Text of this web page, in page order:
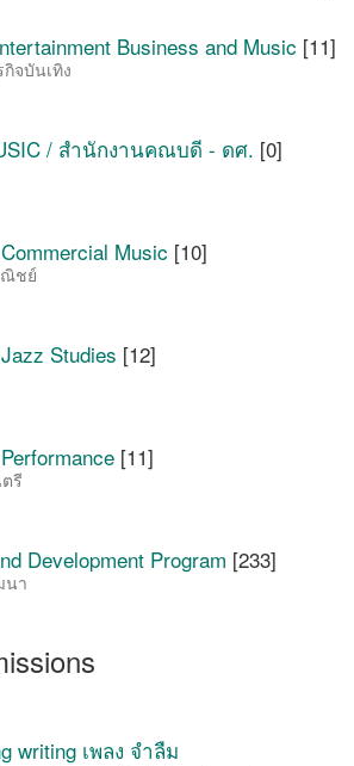
Business and Music [11]
จบันเทิง
/ สำนักงานคณบดี - ดศ. [0]
Music [10]
ณิชย์
Studies [12]
[11]
รี
Development Program [233]
นา
writing เพลง จำลืม